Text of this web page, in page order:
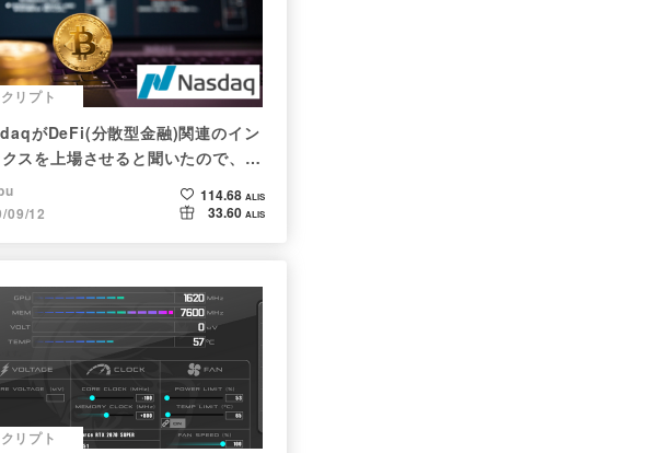
クリプト
がDeFi(分散型金融)関連のイン
スを上場させると聞いたので、構
を調べてみた
09/12
114.68 ALIS
33.60 ALIS
クリプト